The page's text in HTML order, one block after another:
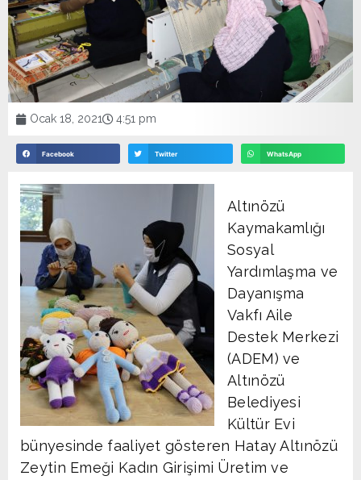
Ocak 18, 2021 4:51 pm
Facebook Twitter WhatsApp
Altınözü
Kaymakamlığı
Sosyal
Yardımlaşma ve
Dayanışma
Vakfı Aile
Destek Merkezi
(ADEM) ve
Altınözü
Belediyesi
Kültür Evi
bünyesinde faaliyet gösteren Hatay Altınözü
Zeytin Emeği Kadın Girişimi Üretim ve